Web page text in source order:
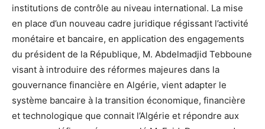
institutions de contrôle au niveau international. La mise
en place d’un nouveau cadre juridique régissant l’activité
monétaire et bancaire, en application des engagements
du président de la République, M. Abdelmadjid Tebboune
visant à introduire des réformes majeures dans la
gouvernance financière en Algérie, vient adapter le
système bancaire à la transition économique, financière
et technologique que connait l’Algérie et répondre aux